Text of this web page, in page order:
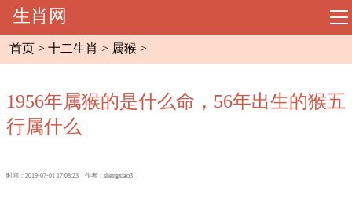
导
生肖网
起名大全
首页 > 十二生肖 > 属猴 >
1956年属猴的是什么命，56年出生的猴五
行属什么
时间：2019-07-01 17:08:23 作者：shengxiao3